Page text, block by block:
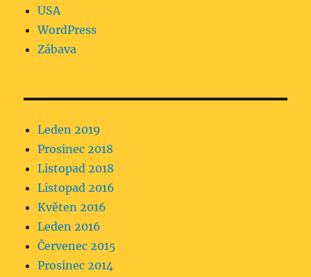
USA
WordPress
Zábava
Leden 2019
Prosinec 2018
Listopad 2018
Listopad 2016
Květen 2016
Leden 2016
Červenec 2015
Prosinec 2014